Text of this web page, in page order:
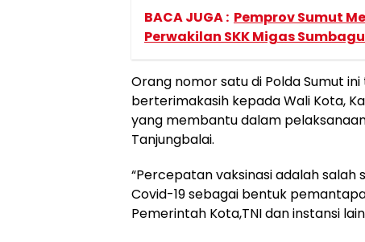
BACA JUGA : Pemprov Sumut
Perwakilan SKK Migas
Orang nomor satu di Polda Sumut
berterimakasih kepada Wali Kota,
yang membantu dalam
Tanjungbalai.
“Percepatan vaksinasi adalah
Covid-19 sebagai bentuk
Pemerintah Kota,TNI dan instansi